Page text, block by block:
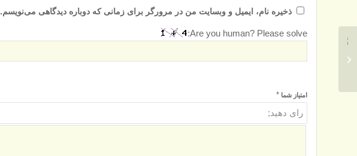
ذخیره نام، ایمیل و وبسایت من در مرورگر برای زمانی که دوباره دیدگاهی می‌نویسم.
Are you human? Please solve:
امتیاز شما *
فیلتر سوخت مان فیلتر –